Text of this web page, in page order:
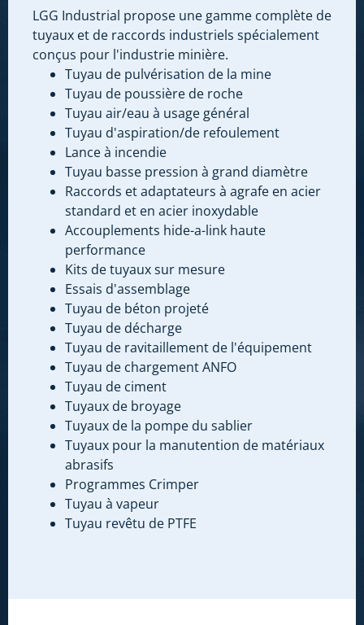
LGG Industrial propose une gamme complète de
tuyaux et de raccords industriels spécialement
conçus pour l'industrie minière.
Tuyau de pulvérisation de la mine
Tuyau de poussière de roche
Tuyau air/eau à usage général
Tuyau d'aspiration/de refoulement
Lance à incendie
Tuyau basse pression à grand diamètre
Raccords et adaptateurs à agrafe en acier
standard et en acier inoxydable
Accouplements hide-a-link haute
performance
Kits de tuyaux sur mesure
Essais d'assemblage
Tuyau de béton projeté
Tuyau de décharge
Tuyau de ravitaillement de l'équipement
Tuyau de chargement ANFO
Tuyau de ciment
Tuyaux de broyage
Tuyaux de la pompe du sablier
Tuyaux pour la manutention de matériaux
abrasifs
Programmes Crimper
Tuyau à vapeur
Tuyau revêtu de PTFE